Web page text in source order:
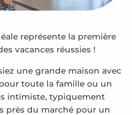
représente la première
vacances réussies !
une grande maison avec
toute la famille ou un
intimiste, typiquement
près du marché pour un